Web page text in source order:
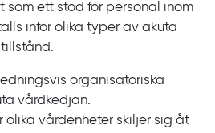
som ett stöd för personal inom
inför olika typer av akuta
organisatoriska
vårdkedjan.
olika vårdenheter skiljer sig åt